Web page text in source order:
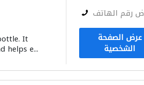
It
helps e...
رقم الهاتف
عرض الصفحة
الشخصية